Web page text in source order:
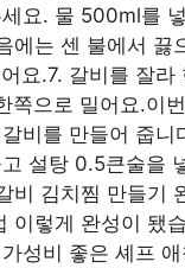
요. 물 500ml를
에는 센 불에서 끓
요.7. 갈비를 잘라
쪽으로 밀어요.이
비를 만들어 줍니
설탕 0.5큰술을
비 김치찜 만들기
이렇게 완성이 됐
성비 좋은 셰프